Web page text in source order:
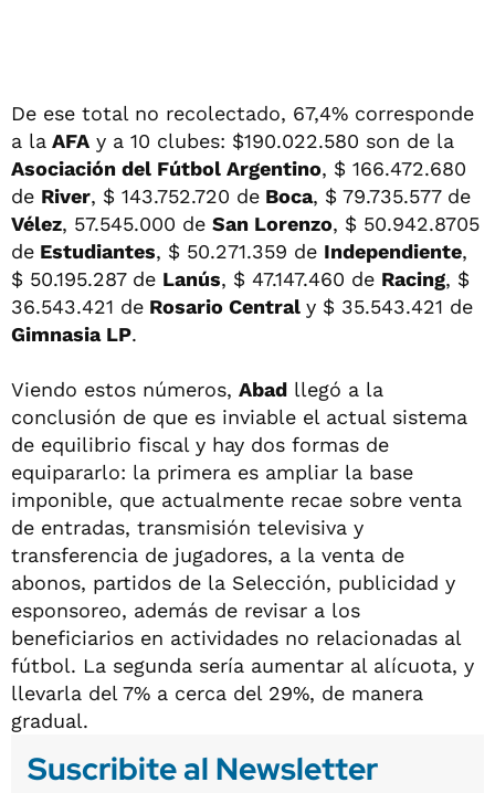
De ese total no recolectado, 67,4% corresponde
a la AFA y a 10 clubes: $190.022.580 son de la
Asociación del Fútbol Argentino, $ 166.472.680
de River, $ 143.752.720 de Boca, $ 79.735.577 de
Vélez, 57.545.000 de San Lorenzo, $ 50.942.8705
de Estudiantes, $ 50.271.359 de Independiente,
$ 50.195.287 de Lanús, $ 47.147.460 de Racing, $
36.543.421 de Rosario Central y $ 35.543.421 de
Gimnasia LP.
Viendo estos números, Abad llegó a la
conclusión de que es inviable el actual sistema
de equilibrio fiscal y hay dos formas de
equipararlo: la primera es ampliar la base
imponible, que actualmente recae sobre venta
de entradas, transmisión televisiva y
transferencia de jugadores, a la venta de
abonos, partidos de la Selección, publicidad y
esponsoreo, además de revisar a los
beneficiarios en actividades no relacionadas al
fútbol. La segunda sería aumentar al alícuota, y
llevarla del 7% a cerca del 29%, de manera
gradual.
Suscribite al Newsletter